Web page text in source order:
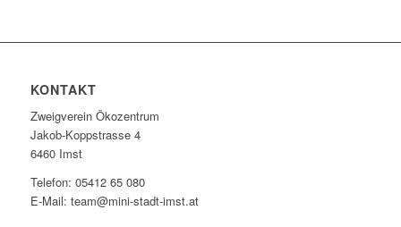
KONTAKT
Zweigverein Ökozentrum
Jakob-Koppstrasse 4
6460 Imst
Telefon: 05412 65 080
E-Mail: team@mini-stadt-imst.at